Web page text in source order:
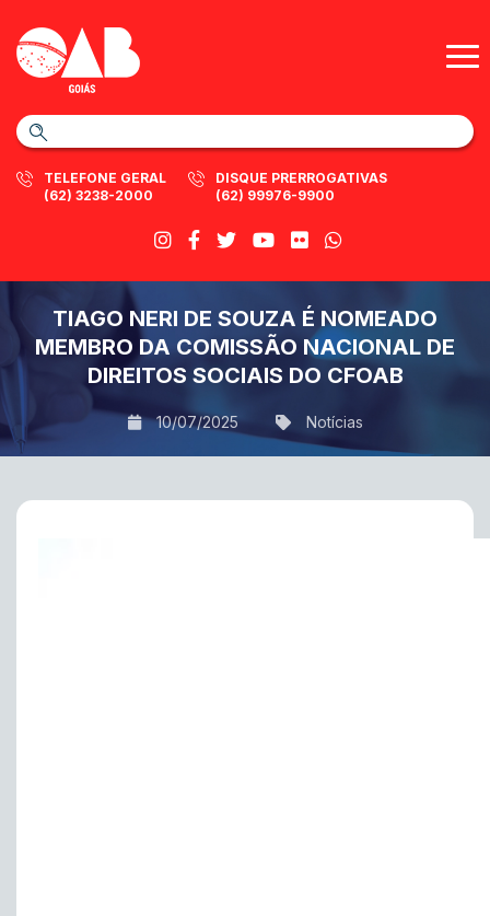
TELEFONE GERAL
(62) 3238-2000
DISQUE PRERROGATIVAS
(62) 99976-9900
TIAGO NERI DE SOUZA É NOMEADO
MEMBRO DA COMISSÃO NACIONAL DE
DIREITOS SOCIAIS DO CFOAB
10/07/2025 Notícias